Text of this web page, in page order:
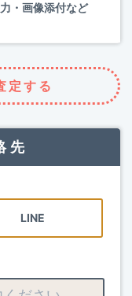
・画像添付など
定する
先
LINE